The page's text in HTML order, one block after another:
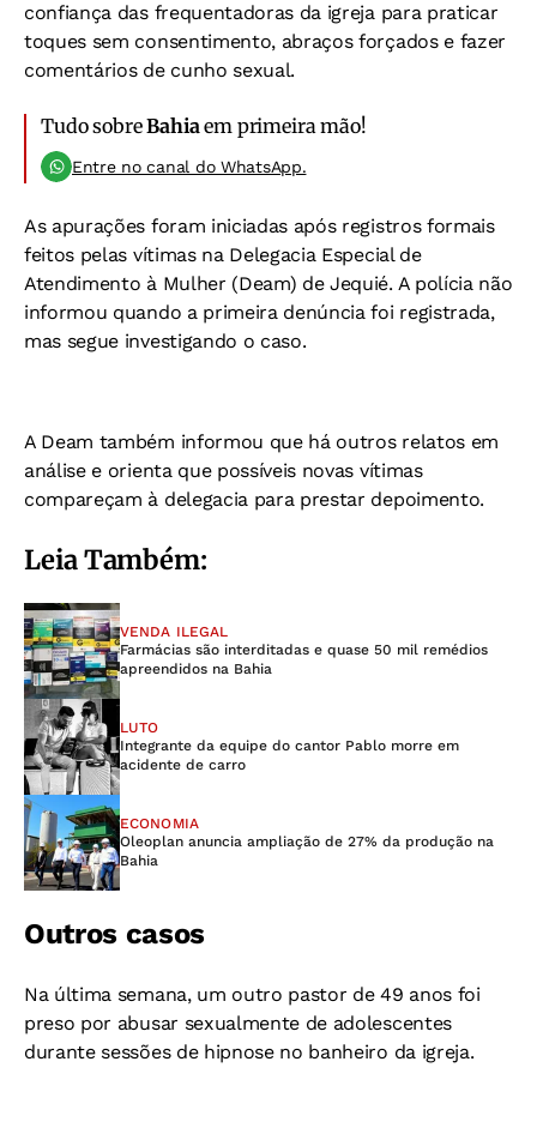
confiança das frequentadoras da igreja para praticar
toques sem consentimento, abraços forçados e fazer
comentários de cunho sexual.
Tudo sobreBahiaem primeira mão!
Entre no canal do WhatsApp.
As apurações foram iniciadas após registros formais
feitos pelas vítimas na Delegacia Especial de
Atendimento à Mulher (Deam) de Jequié. A polícia não
informou quando a primeira denúncia foi registrada,
mas segue investigando o caso.
A Deam também informou que há outros relatos em
análise e orienta que possíveis novas vítimas
compareçam à delegacia para prestar depoimento.
Leia Também:
VENDA ILEGAL
Farmácias são interditadas e quase 50 mil remédios
apreendidos na Bahia
LUTO
Integrante da equipe do cantor Pablo morre em
acidente de carro
ECONOMIA
Oleoplan anuncia ampliação de 27% da produção na
Bahia
Outros casos
Na última semana, um outro pastor de 49 anos foi
preso por abusar sexualmente de adolescentes
durante sessões de hipnose no banheiro da igreja.